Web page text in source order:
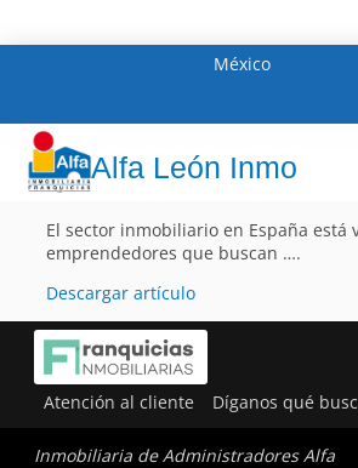
México
Alfa León Inmo
El sector inmobiliario en España está
emprendedores que buscan ….
Descargar artículo
Atención al cliente Díganos qué
Inmobiliaria de Administradores Alfa